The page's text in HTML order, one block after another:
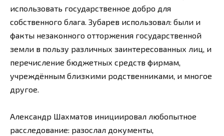
использовать государственное добро для
собственного блага. Зубарев использовал: были и
факты незаконного отторжения государственной
земли в пользу различных заинтересованных лиц, и
перечисление бюджетных средств фирмам,
учреждённым близкими родственниками, и многое
другое.
Александр Шахматов инициировал любопытное
расследование: разослал документы,